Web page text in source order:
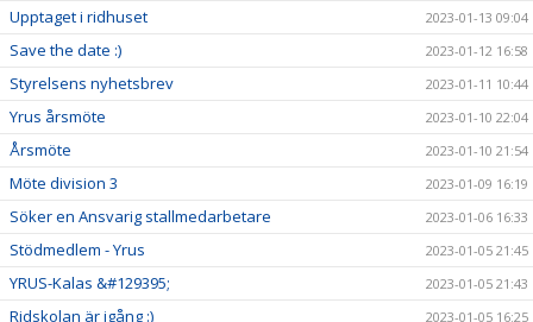
Upptaget i ridhuset 2023-01-13 09:04
Save the date :) 2023-01-12 16:58
Styrelsens nyhetsbrev 2023-01-11 10:44
Yrus årsmöte 2023-01-10 22:04
Årsmöte 2023-01-10 21:54
Möte division 3 2023-01-09 16:19
Söker en Ansvarig stallmedarbetare 2023-01-06 16:33
Stödmedlem - Yrus 2023-01-05 21:45
YRUS-Kalas &#129395; 2023-01-05 21:43
Ridskolan är igång :) 2023-01-05 16:25